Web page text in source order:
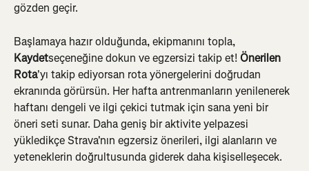
gözden geçir.
Başlamaya hazır olduğunda, ekipmanını topla,
Kaydetseçeneğine dokun ve egzersizi takip et! Önerilen
Rota'yı takip ediyorsan rota yönergelerini doğrudan
ekranında görürsün. Her hafta antrenmanların yenilenerek
haftanı dengeli ve ilgi çekici tutmak için sana yeni bir
öneri seti sunar. Daha geniş bir aktivite yelpazesi
yükledikçe Strava'nın egzersiz önerileri, ilgi alanların ve
yeteneklerin doğrultusunda giderek daha kişiselleşecek.